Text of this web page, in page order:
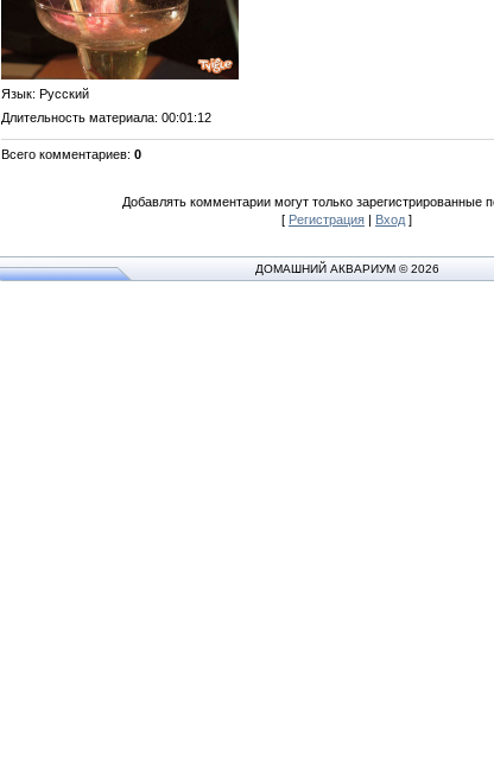
Язык: Русский
Длительность материала: 00:01:12
Всего комментариев: 0
Добавлять комментарии могут только зарегистрированные
[ Регистрация | Вход ]
ДОМАШНИЙ АКВАРИУМ © 2026